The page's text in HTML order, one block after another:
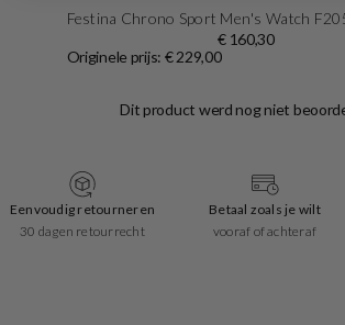
Festina Chrono Sport Men's Watch
€ 160,30
Originele prijs: € 229,00
Eenvoudig retourneren
30 dagen retourrecht
Betaal zoals je wilt
vooraf of achteraf